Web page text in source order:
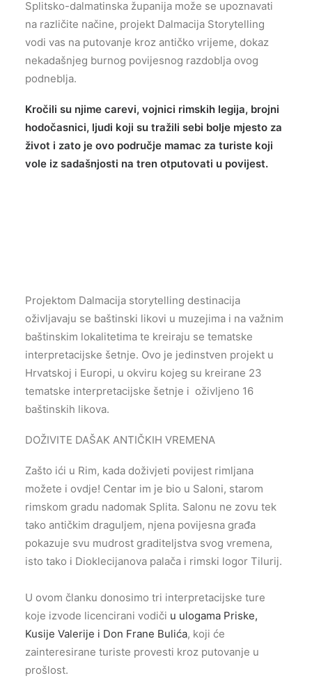
Splitsko-dalmatinska županija može se upoznavati
na različite načine, projekt Dalmacija Storytelling
vodi vas na putovanje kroz antičko vrijeme, dokaz
nekadašnjeg burnog povijesnog razdoblja ovog
podneblja.
Kročili su njime carevi, vojnici rimskih legija, brojni
hodočasnici, ljudi koji su tražili sebi bolje mjesto za
život i zato je ovo područje mamac za turiste koji
vole iz sadašnjosti na tren otputovati u povijest.
Projektom Dalmacija storytelling destinacija
oživljavaju se baštinski likovi u muzejima i na važnim
baštinskim lokalitetima te kreiraju se tematske
interpretacijske šetnje. Ovo je jedinstven projekt u
Hrvatskoj i Europi, u okviru kojeg su kreirane 23
tematske interpretacijske šetnje i oživljeno 16
baštinskih likova.
DOŽIVITE DAŠAK ANTIČKIH VREMENA
Zašto ići u Rim, kada doživjeti povijest rimljana
možete i ovdje! Centar im je bio u Saloni, starom
rimskom gradu nadomak Splita. Salonu ne zovu tek
tako antičkim draguljem, njena povijesna građa
pokazuje svu mudrost graditeljstva svog vremena,
isto tako i Dioklecijanova palača i rimski logor Tilurij.
U ovom članku donosimo tri interpretacijske ture
koje izvode licencirani vodiči u ulogama Priske,
Kusije Valerije i Don Frane Bulića, koji će
zainteresirane turiste provesti kroz putovanje u
prošlost.